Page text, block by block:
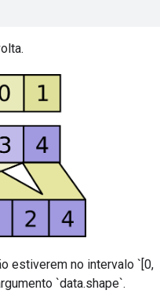
estiverem no intervalo `[0,
`data.shape`.